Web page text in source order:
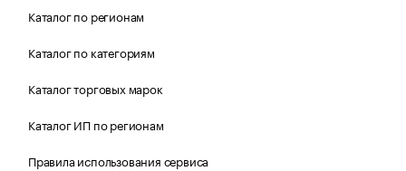
Каталог по регионам
Каталог по категориям
Каталог торговых марок
Каталог ИП по регионам
Правила использования сервиса